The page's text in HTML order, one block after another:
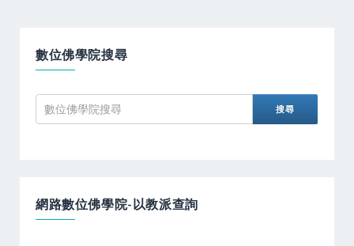
數位佛學院搜尋
網路數位佛學院-以教派查詢